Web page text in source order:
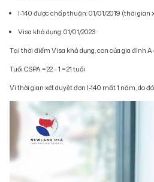
I-140 được chấp thuận: 01/01/2019 (thời gian
Visa khả dụng: 01/01/2023
Tại thời điểm Visa khả dụng, con của gia đình
Tuổi CSPA = 22 – 1 = 21 tuổi
Vì thời gian xét duyệt đơn I-140 mất 1 năm, do